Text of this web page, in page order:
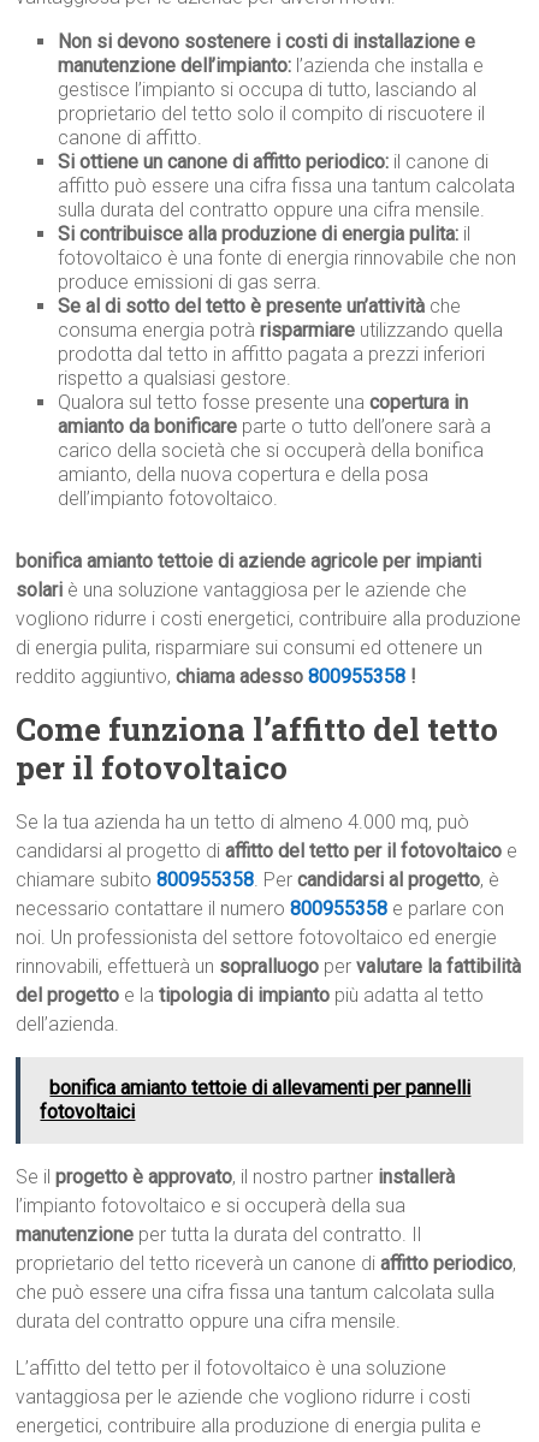
Non si devono sostenere i costi di installazione e
manutenzione dell’impianto: l’azienda che installa e
gestisce l’impianto si occupa di tutto, lasciando al
proprietario del tetto solo il compito di riscuotere il
canone di affitto.
Si ottiene un canone di affitto periodico: il canone di
affitto può essere una cifra fissa una tantum calcolata
sulla durata del contratto oppure una cifra mensile.
Si contribuisce alla produzione di energia pulita: il
fotovoltaico è una fonte di energia rinnovabile che non
produce emissioni di gas serra.
Se al di sotto del tetto è presente un’attività che
consuma energia potràrisparmiare utilizzando quella
prodotta dal tetto in affitto pagata a prezzi inferiori
rispetto a qualsiasi gestore.
Qualora sul tetto fosse presente unacopertura in
amianto da bonificare parte o tutto dell’onere sarà a
carico della società che si occuperà della bonifica
amianto, della nuova copertura e della posa
dell’impianto fotovoltaico.
bonifica amianto tettoie di aziende agricole per impianti
solari è una soluzione vantaggiosa per le aziende che
vogliono ridurre i costi energetici, contribuire alla produzione
di energia pulita, risparmiare sui consumi ed ottenere un
reddito aggiuntivo,chiama adesso800955358 !
Come funziona l’affitto del tetto
per il fotovoltaico
Se la tua azienda ha un tetto di almeno 4.000 mq, può
candidarsi al progetto diaffitto del tetto per il fotovoltaico e
chiamare subito800955358. Percandidarsi al progetto, è
necessario contattare il numero800955358 e parlare con
noi. Un professionista del settore fotovoltaico ed energie
rinnovabili, effettuerà un sopralluogo pervalutare la fattibilità
del progetto e latipologia di impianto più adatta al tetto
dell’azienda.
bonifica amianto tettoie di allevamenti per pannelli
fotovoltaici
Se ilprogetto è approvato, il nostro partner installerà
l’impianto fotovoltaico e si occuperà della sua
manutenzione per tutta la durata del contratto. Il
proprietario del tetto riceverà un canone diaffitto periodico,
che può essere una cifra fissa una tantum calcolata sulla
durata del contratto oppure una cifra mensile.
L’affitto del tetto per il fotovoltaico è una soluzione
vantaggiosa per le aziende che vogliono ridurre i costi
energetici, contribuire alla produzione di energia pulita e